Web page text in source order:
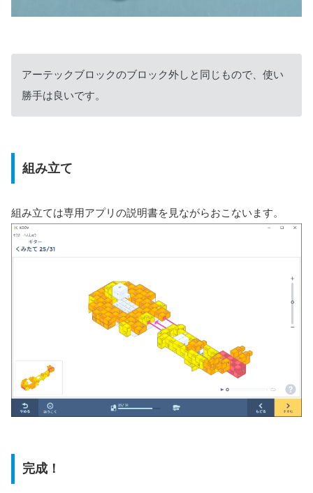
アーテックブロックのブロック外しと同じもので、使い
勝手は良いです。
組み立て
組み立ては専用アプリの説明書を見ながらおこないます。
完成！